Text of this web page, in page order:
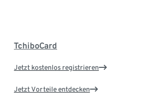
TchiboCard
Jetzt kostenlos registrieren
Jetzt Vorteile entdecken